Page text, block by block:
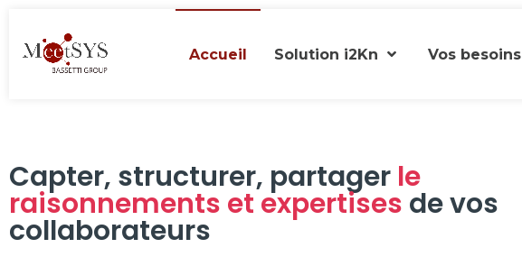
Accueil Solution i2Kn Vos besoins
Capter, structurer, partager le
raisonnements et expertises de vos
collaborateurs